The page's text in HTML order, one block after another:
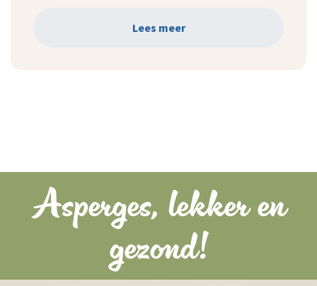
Lees meer
Asperges, lekker en
gezond!